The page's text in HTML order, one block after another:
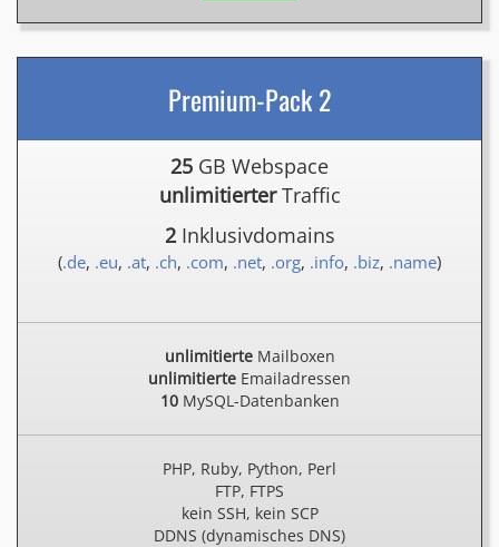
Premium-Pack 2
25 GB Webspace
unlimitierterTraffic
2Inklusivdomains
(.de, .eu, .at, .ch, .com, .net, .org, .info, .biz, .name)
unlimitierteMailboxen
unlimitierte Emailadressen
10MySQL-Datenbanken
PHP, Ruby, Python, Perl
FTP, FTPS
kein SSH, kein SCP
DDNS (dynamisches DNS)